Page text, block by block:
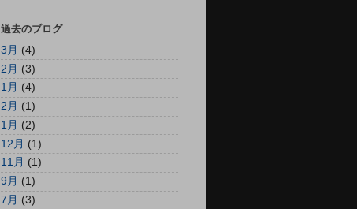
過去のブログ
3月 (4)
2月 (3)
1月 (4)
2月 (1)
1月 (2)
12月 (1)
11月 (1)
9月 (1)
7月 (3)